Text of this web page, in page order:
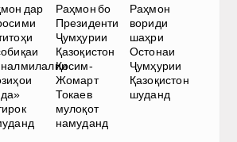
дар
Раҳмон бо
Президенти
Ҷумҳурии
Қазоқистон
Қосим-
Жомарт
Токаев
мулоқот
намуданд
Раҳмон
вориди
шаҳри
Остонаи
Ҷумҳурии
Қазоқистон
шуданд